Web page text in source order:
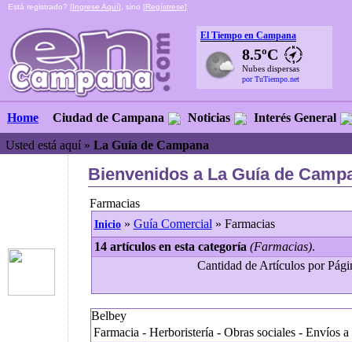
Está registrado? [Ingrese Aquí], sino [Regístrese]
El Tiempo en Campana
8.5ºC
Nubes dispersas
por TuTiempo.net
Home Ciudad de Campana Noticias Interés General
Usted está aquí » La Guía de Campana
Bienvenidos a La Guía de
Farmacias
Inicio» Guía Comercial » Farmacias
14 artículos en esta categoría (Farmacias).
Cantidad de Artículos por
Belbey
Farmacia - Herboristería - Obras sociales - Envíos